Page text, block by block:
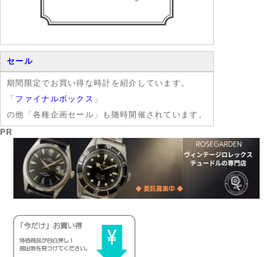
セール
期間限定でお買い得な時計を紹介しています。
「 ファイナルボックス 」
の他「各種企画セール」も随時開催されています。
PR